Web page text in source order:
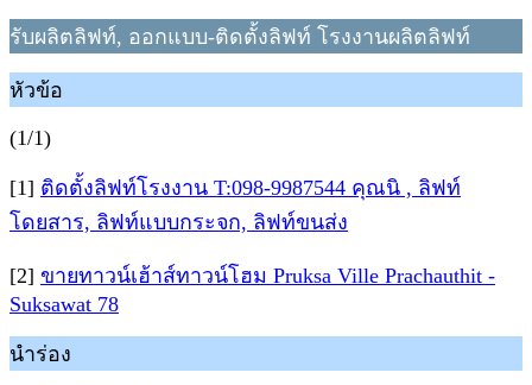
รับผลิตลิฟท์, ออกแบบ-ติดตั้งลิฟท์ โรงงานผลิตลิฟท์
หัวข้อ
(1/1)
[1] ติดตั้งลิฟท์โรงงาน T:098-9987544 คุณนิ , ลิฟท์
โดยสาร, ลิฟท์แบบกระจก, ลิฟท์ขนส่ง
[2] ขายทาวน์เฮ้าส์ทาวน์โฮม Pruksa Ville Prachauthit -
Suksawat 78
นำร่อง